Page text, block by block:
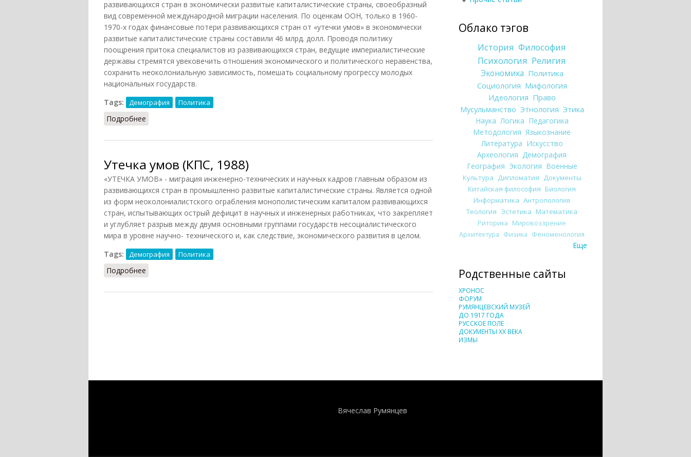
развивающихся стран в экономически развитые капиталистические страны, своеобразный
вид современной международной миграции населения. По оценкам ООН, только в 1960-
1970-х годах финансовые потери развивающихся стран от «утечки умов» в экономически
развитые капиталистические страны составили 46 млрд. долл. Проводя политику
поощрения притока специалистов из развивающихся стран, ведущие империалистические
державы стремятся увековечить отношения экономического и политического неравенства,
сохранить неоколониальную зависимость, помешать социальному прогрессу молодых
национальных государств.
Tags:
Демография Политика
Подробнее
Утечка умов (КПС, 1988)
«УТЕЧКА УМОВ» - миграция инженерно-технических и научных кадров главным образом из
развивающихся стран в промышленно развитые капиталистические страны. Является одной
из форм неоколониалистского ограбления монополистическим капиталом развивающихся
стран, испытывающих острый дефицит в научных и инженерных работниках, что закрепляет
и углубляет разрыв между двумя основными группами государств несоциалистического
мира в уровне научно- технического и, как следствие, экономического развития в целом.
Tags:
Демография Политика
Подробнее
Облако тэгов
История Философия
Психология Религия
Экономика Политика
Социология Мифология
Идеология Право
Мусульманство Этнология Этика
Наука Логика Педагогика
Методология Языкознание
Литература Искусство
Археология Демография
География Экология Военные
Культура Дипломатия Документы
Китайская философия Биология
Информатика Антропология
Теология Эстетика Математика
Риторика Мировоззрение
Архитектура Физика Феноменология
Еще
Родственные сайты
ХРОНОС
ФОРУМ
РУМЯНЦЕВСКИЙ МУЗЕЙ
ДО 1917 ГОДА
РУССКОЕ ПОЛЕ
ДОКУМЕНТЫ XX ВЕКА
ИЗМЫ
Вячеслав Румянцев